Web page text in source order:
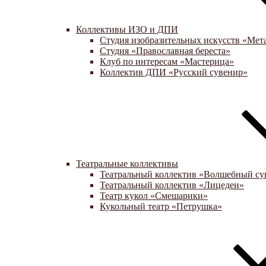
Коллективы ИЗО и ДПИ
Студия изобразительных искусств
Студия «Православная береста»
Клуб по интересам «Мастерица»
Коллектив ДПИ «Русский сувенир»
Театральные коллективы
Театральный коллектив «Волшебный
Театральный коллектив «Лицедеи»
Театр кукол «Смешарики»
Кукольный театр «Петрушка»